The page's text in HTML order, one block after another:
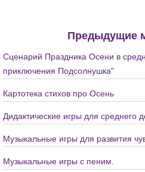
Предыдущие
Сценарий Праздника Осени в
приключения Подсолнушка"
Картотека стихов про Осень
Дидактические игры для среднего
Музыкальные игры для развития
Музыкальные игры с пеним.